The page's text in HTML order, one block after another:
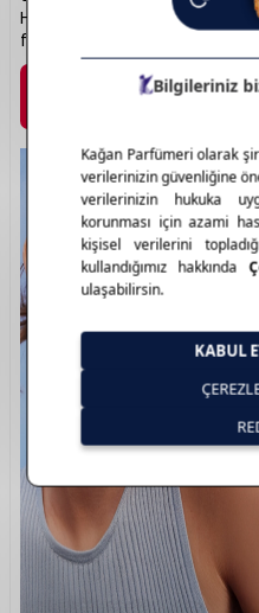
Her yaşa uygun,
formülleriyle günlük
Marka Detayı